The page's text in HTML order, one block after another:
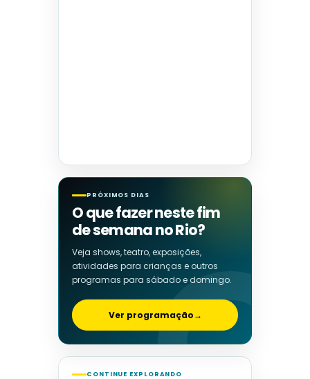
PRÓXIMOS DIAS
O que fazer neste fim
de semana no Rio?
Veja shows, teatro, exposições,
atividades para crianças e outros
programas para sábado e domingo.
Ver programação→
CONTINUE EXPLORANDO